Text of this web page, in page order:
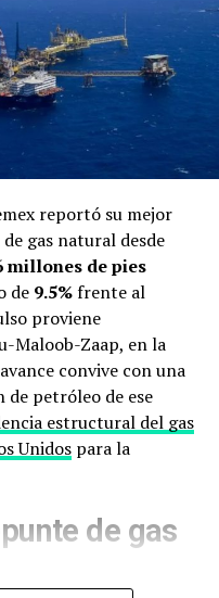
reportó su mejor
gas natural desde
millones de pies
de 9.5%frente al
proviene
Maloob-Zaap, en la
convive con una
de petróleo de ese
estructural del gas
Unidospara la
de gas